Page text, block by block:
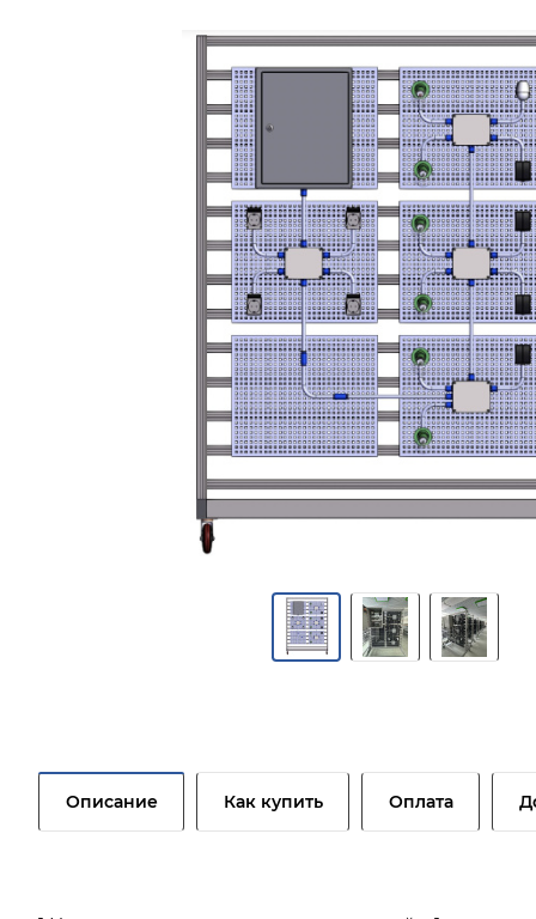
Описание Как купить Оплата